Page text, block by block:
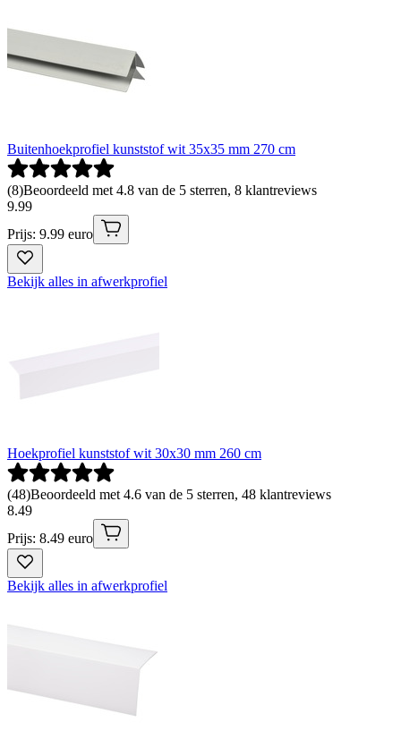
Buitenhoekprofiel kunststof wit 35x35 mm 270 cm
(8)Beoordeeld met 4.8 van de 5 sterren, 8 klantreviews
9.99
Prijs: 9.99 euro
Bekijk alles in afwerkprofiel
Hoekprofiel kunststof wit 30x30 mm 260 cm
(48)Beoordeeld met 4.6 van de 5 sterren, 48 klantreviews
8.49
Prijs: 8.49 euro
Bekijk alles in afwerkprofiel